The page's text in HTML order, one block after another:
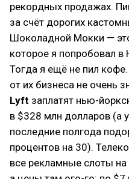
рекордных продажах.
за счёт дорогих
Шоколадной Мокки —
которое я попробовал
Тогда я ещё не пил
от их бизнеса не очень
Lyft заплатят нью-
в $328 млн долларов (а у
последние полгода
процентов на 30).
все рекламные слоты